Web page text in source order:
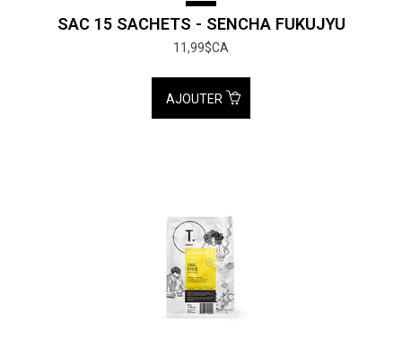
SAC 15 SACHETS - SENCHA FUKUJYU
11,99$CA
AJOUTER